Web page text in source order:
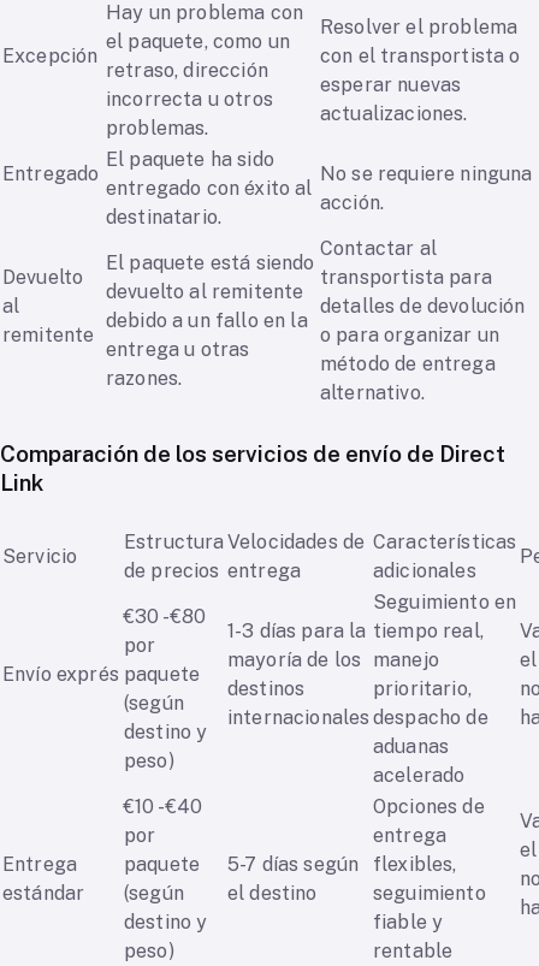
Excepción
Hay un problema con
el paquete, como un
retraso, dirección
incorrecta u otros
problemas.
Resolver el problema
con el transportista o
esperar nuevas
actualizaciones.
Entregado
El paquete ha sido
entregado con éxito al
destinatario.
No se requiere ninguna
acción.
Devuelto
al
remitente
El paquete está siendo
devuelto al remitente
debido a un fallo en la
entrega u otras
razones.
Contactar al
transportista para
detalles de devolución
o para organizar un
método de entrega
alternativo.
Comparación de los servicios de envío de Direct
Link
Servicio
Estructura
de precios
Velocidades de
entrega
Características
adicionales
Envío exprés
€30 - €80
por
paquete
(según
destino y
peso)
1-3 días para la
mayoría de los
destinos
internacionales
Seguimiento en
tiempo real,
manejo
prioritario,
despacho de
aduanas
acelerado
Entrega
estándar
€10 - €40
por
paquete
(según
destino y
peso)
5-7 días según
el destino
Opciones de
entrega
flexibles,
seguimiento
fiable y
rentable